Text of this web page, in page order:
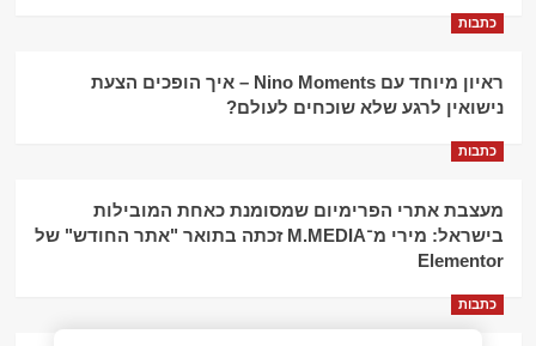
כתבות
ראיון מיוחד עם Nino Moments – איך הופכים הצעת
נישואין לרגע שלא שוכחים לעולם?
כתבות
מעצבת אתרי הפרימיום שמסומנת כאחת המובילות
בישראל: מירי מ־M.MEDIA זכתה בתואר "אתר החודש" של
Elementor
כתבות